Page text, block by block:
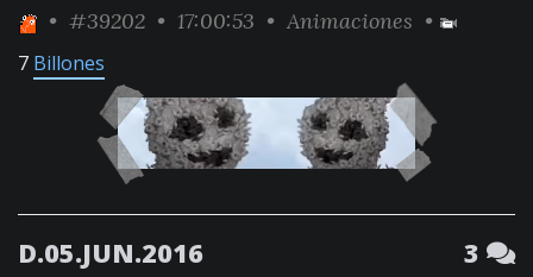
• #39202 • 17:00:53 • Animaciones •
7 Billones
D.05.JUN.2016 3